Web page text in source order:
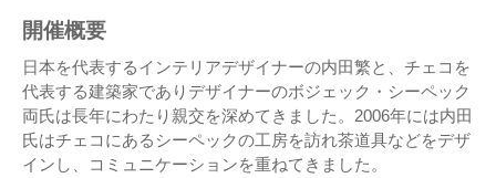
開催概要
日本を代表するインテリアデザイナーの内田繁と、チェコを
代表する建築家でありデザイナーのボジェック・シーペック
両氏は長年にわたり親交を深めてきました。2006年には内田
氏はチェコにあるシーペックの工房を訪れ茶道具などをデザ
インし、コミュニケーションを重ねてきました。